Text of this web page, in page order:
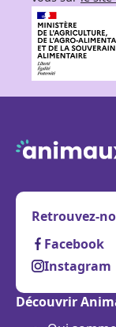
Retrouvez-
Facebook
Instagram
Découvrir